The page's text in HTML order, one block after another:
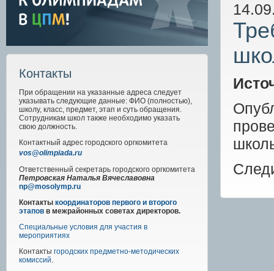
Контакты
При обращении на указанные адреса следует
указывать следующие данные: ФИО (полностью),
школу, класс, предмет, этап и суть обращения.
Сотрудникам школ также необходимо указать
свою должность.
Контактный адрес городского оргкомитета
vos@olimpiada.ru
Ответственный секретарь городского оргкомитета
Петровская Наталья Вячеславовна
np@mosolymp.ru
Контакты координаторов первого и второго
этапов в межрайонных советах директоров.
Специальные условия для участия в
мероприятиях
Контакты городских предметно-методических
комиссий.